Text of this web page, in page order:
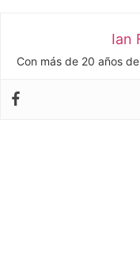
Ian
Con más de 20 años